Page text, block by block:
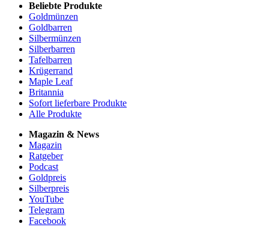
Beliebte Produkte
Goldmünzen
Goldbarren
Silbermünzen
Silberbarren
Tafelbarren
Krügerrand
Maple Leaf
Britannia
Sofort lieferbare Produkte
Alle Produkte
Magazin & News
Magazin
Ratgeber
Podcast
Goldpreis
Silberpreis
YouTube
Telegram
Facebook